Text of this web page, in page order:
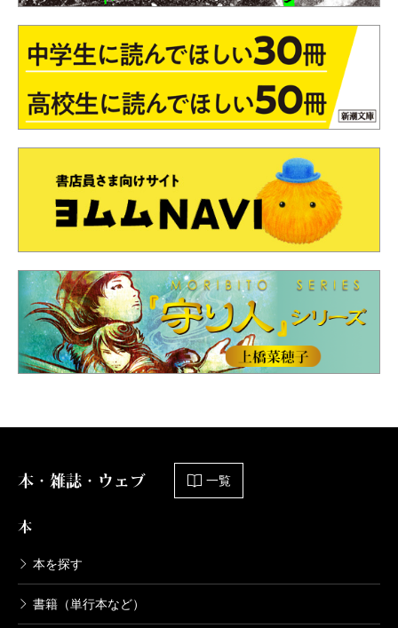
本・雑誌・ウェブ 一覧
本
本を探す
書籍（単行本など）